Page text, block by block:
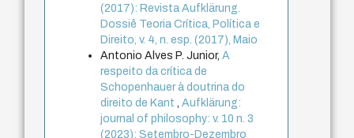
(2017): Revista Aufklärung.
Dossiê Teoria Crítica, Política e
Direito, v. 4, n. esp. (2017), Maio
Antonio Alves P. Junior,A
respeito da crítica de
Schopenhauer à doutrina do
direito de Kant,Aufklärung:
journal of philosophy: v. 10 n. 3
(2023): Setembro-Dezembro